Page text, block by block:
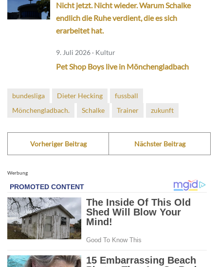
Nicht jetzt. Nicht wieder. Warum Schalke
endlich die Ruhe verdient, die es sich
erarbeitet hat.
9. Juli 2026 · Kultur
Pet Shop Boys live in Mönchengladbach
bundesliga Dieter Hecking
fussball
Mönchengladbach.
Schalke Trainer zukunft
Vorheriger Beitrag Nächster Beitrag
Werbung